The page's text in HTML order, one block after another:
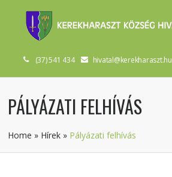
(37) 541 434 hivatal@kerekharaszt.hu
PÁLYÁZATI FELHÍVÁS
Home » Hírek » Pályázati felhívás